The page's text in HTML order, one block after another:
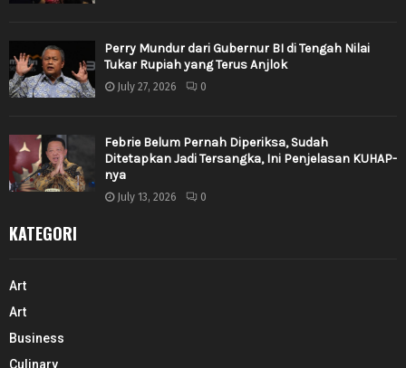
Perry Mundur dari Gubernur BI di Tengah Nilai
Tukar Rupiah yang Terus Anjlok
July 27, 2026 0
Febrie Belum Pernah Diperiksa, Sudah
Ditetapkan Jadi Tersangka, Ini Penjelasan KUHAP-
nya
July 13, 2026 0
KATEGORI
Art
Art
Business
Culinary